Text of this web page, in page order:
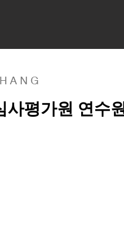
A N G
사평가원 연수원